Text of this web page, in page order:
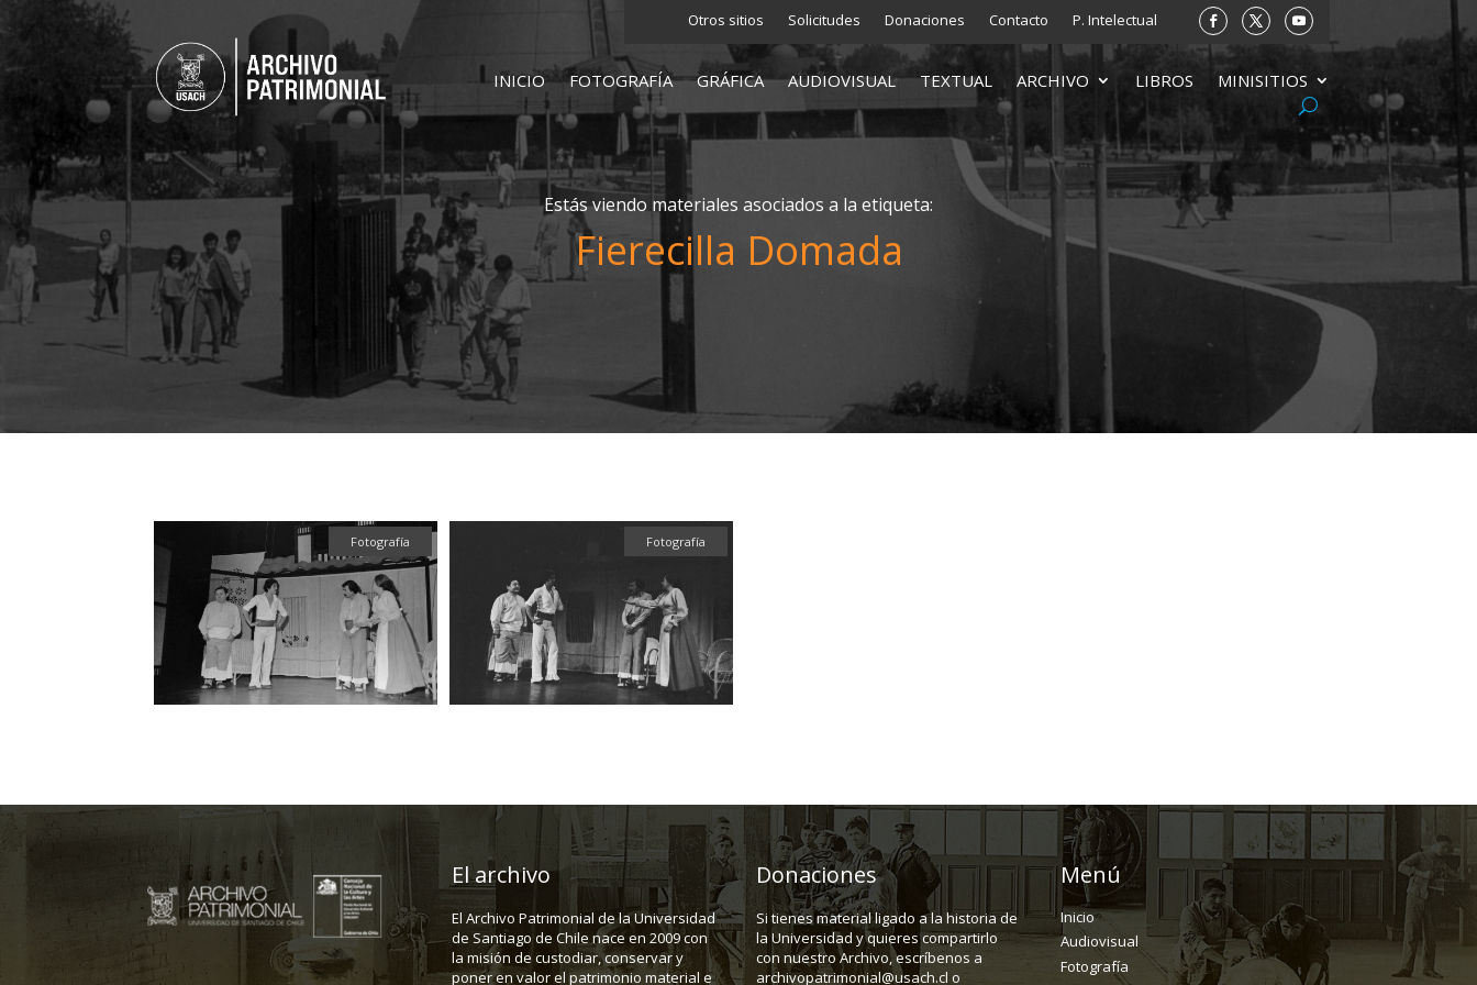
Otros sitios Solicitudes Donaciones Contacto P. Intelectual
INICIO FOTOGRAFÍA GRÁFICA AUDIOVISUAL TEXTUAL ARCHIVO LIBROS MINISITIOS
Estás viendo materiales asociados a la etiqueta:
Fierecilla Domada
Fotografía Fotografía
El archivo
El Archivo Patrimonial de la Universidad
de Santiago de Chile nace en 2009 con
la misión de custodiar, conservar y
poner en valor el patrimonio material e
Donaciones
Si tienes material ligado a la historia de
la Universidad y quieres compartirlo
con nuestro Archivo, escríbenos a
archivopatrimonial@usach.cl o
Menú
Inicio
Audiovisual
Fotografía